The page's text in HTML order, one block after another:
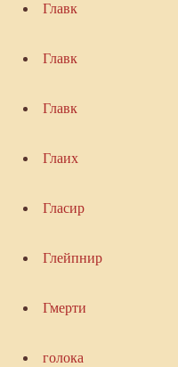
Главк
Главк
Главк
Глаих
Гласир
Глейпнир
Гмерти
голока